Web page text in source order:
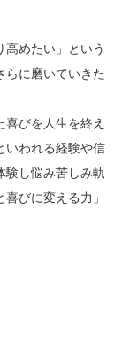
高めたい」という
らに磨いていきた
びを人生を終え
いわれる経験や信
験し悩み苦しみ軌
びに変える力」